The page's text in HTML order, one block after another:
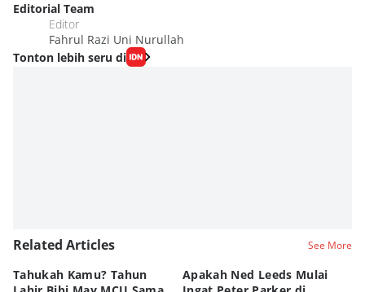
Editorial Team
Editor
Fahrul Razi Uni Nurullah
Tonton lebih seru di
Related Articles See More
Tahukah Kamu? Tahun
Apakah Ned Leeds Mulai